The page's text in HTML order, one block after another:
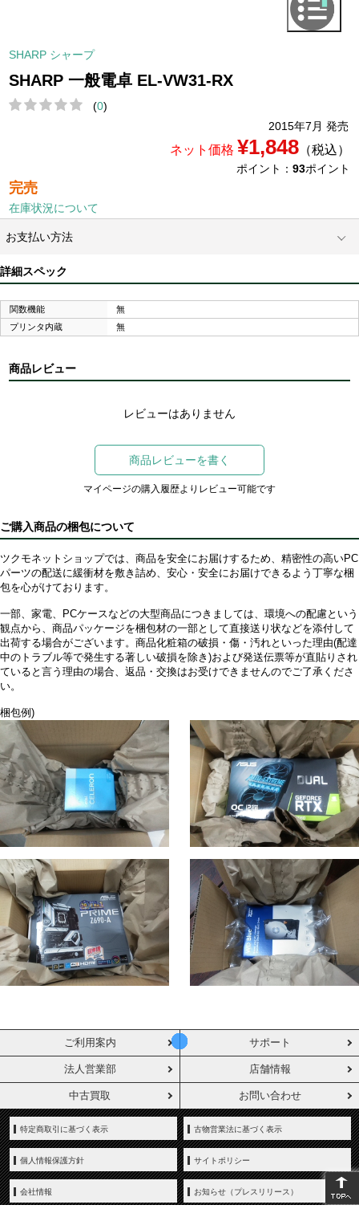
SHARP シャープ
SHARP 一般電卓 EL-VW31-RX
(0)
2015年7月 発売
ネット価格 ¥1,848（税込）
ポイント： 93ポイント
完売
在庫状況について
お支払い方法
詳細スペック
関数機能
無
プリンタ内蔵
無
商品レビュー
レビューはありません
商品レビューを書く
マイページの購入履歴よりレビュー可能です
ご購入商品の梱包について
ツクモネットショップでは、商品を安全にお届けするため、精密性の高いPC
パーツの配送に緩衝材を敷き詰め、安心・安全にお届けできるよう丁寧な梱
包を心がけております。
一部、家電、PCケースなどの大型商品につきましては、環境への配慮という
観点から、商品パッケージを梱包材の一部として直接送り状などを添付して
出荷する場合がございます。商品化粧箱の破損・傷・汚れといった理由(配達
中のトラブル等で発生する著しい破損を除き)および発送伝票等が直貼りされ
ていると言う理由の場合、返品・交換はお受けできませんのでご了承くださ
い。
梱包例)
ご利用案内 サポート
法人営業部 店舗情報
中古買取 お問い合わせ
特定商取引に基づく表示 古物営業法に基づく表示
個人情報保護方針 サイトポリシー
会社情報 お知らせ（プレスリリース）